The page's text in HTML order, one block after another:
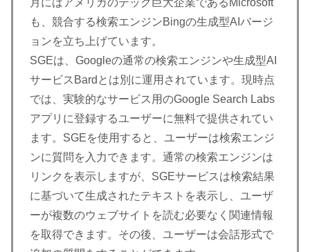
月にはアメリカのテック巨大企業であるMicrosoft
も、競合する検索エンジンBingの生成型AIバージ
ョンを立ち上げています。
SGEは、Googleの通常の検索エンジンや生成型AI
サービスBardとは別に運用されています。現時点
では、実験的なサービス用のGoogle Search Labs
アプリに登録するユーザーに無料で提供されてい
ます。SGEを使用すると、ユーザーは検索エンジ
ンに質問を入力できます。通常の検索エンジンは
リンクを表示しますが、SGEサービスは検索結果
に基づいて生成されたテキストを表示し、ユーザ
ーが複数のウェブサイトを読む必要なく関連情報
を取得できます。その後、ユーザーは会話形式で